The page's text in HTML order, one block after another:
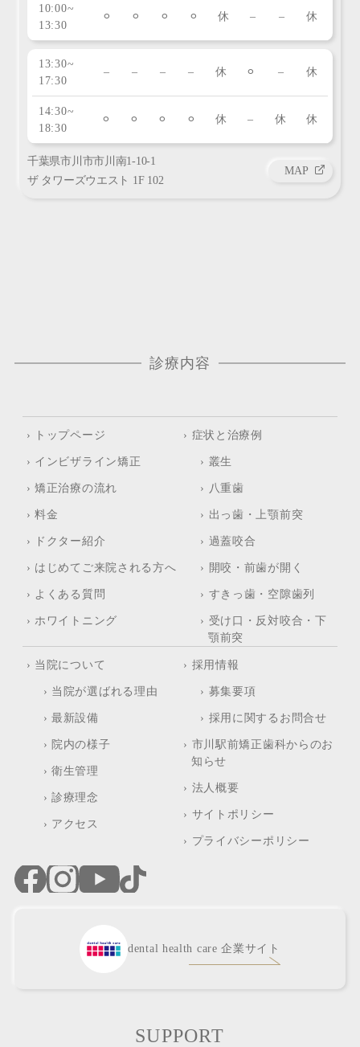
10:00~
13:30
⚪︎ ⚪︎ ⚪︎ ⚪︎ 休 – – 休
13:30~
17:30
– – – – 休 ⚪︎ – 休
14:30~
18:30
⚪︎ ⚪︎ ⚪︎ ⚪︎ 休 – 休 休
千葉県市川市市川南1-10-1
ザ タワーズウエスト 1F 102
MAP
診療内容
› トップページ
› インビザライン矯正
› 矯正治療の流れ
› 料金
› ドクター紹介
› はじめてご来院される方へ
› よくある質問
› ホワイトニング
› 症状と治療例
› 叢生
› 八重歯
› 出っ歯・上顎前突
› 過蓋咬合
› 開咬・前歯が開く
› すきっ歯・空隙歯列
› 受け口・反対咬合・下
顎前突
› 当院について
› 当院が選ばれる理由
› 最新設備
› 院内の様子
› 衛生管理
› 診療理念
› アクセス
› 採用情報
› 募集要項
› 採用に関するお問合せ
› 市川駅前矯正歯科からのお
知らせ
› 法人概要
› サイトポリシー
› プライバシーポリシー
dental health care 企業サイト
SUPPORT